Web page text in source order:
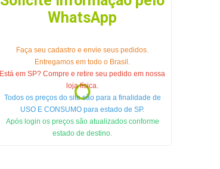
WhatsApp
Faça seu cadastro e envie seus pedidos.
Entregamos em todo o Brasil.
Está em SP? Compre e retire seu pedido em nossa
loja física.
Todos os preços do site são para a finalidade de
USO E CONSUMO para estado de SP.
Após login os preços são atualizados conforme
estado de destino.